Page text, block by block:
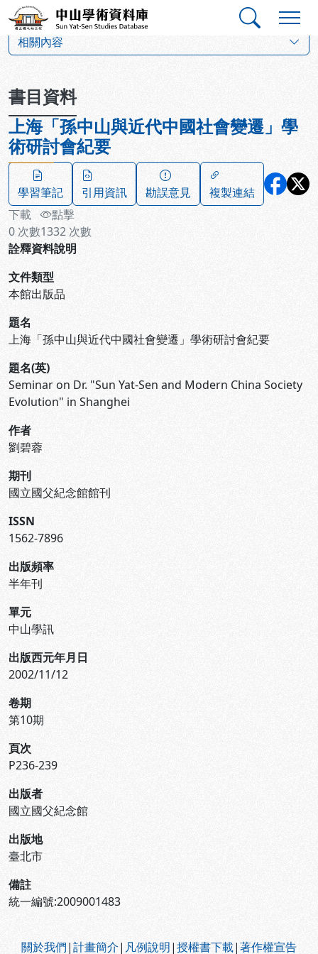
跳到主要內容
中山學術資料庫
相關內容
書目資料
上海「孫中山與近代中國社會變遷」學
術研討會紀要
學習筆記 引用資訊 勘誤意見
複製連結
下載
0 次數
點擊
1332 次數
詮釋資料說明
文件類型
本館出版品
題名
上海「孫中山與近代中國社會變遷」學術研討會紀要
題名(英)
Seminar on Dr. "Sun Yat-Sen and Modern China Society
Evolution" in Shanghei
作者
劉碧蓉
期刊
國立國父紀念館館刊
ISSN
1562-7896
出版頻率
半年刊
單元
中山學訊
出版西元年月日
2002/11/12
卷期
第10期
頁次
P236-239
出版者
國立國父紀念館
出版地
臺北市
備註
統一編號:2009001483
關於我們|計畫簡介| 凡例說明|授權書下載|著作權宣告